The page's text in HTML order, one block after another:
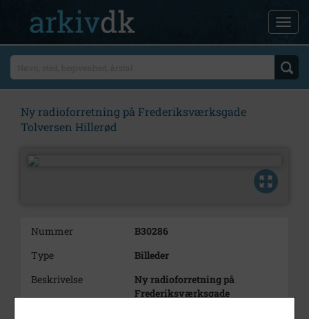
Ny radioforretning på Frederiksværksgade
Tolversen Hillerød
Nummer
B30286
Type
Billeder
Beskrivelse
Ny radioforretning på
Frederiksværksgade